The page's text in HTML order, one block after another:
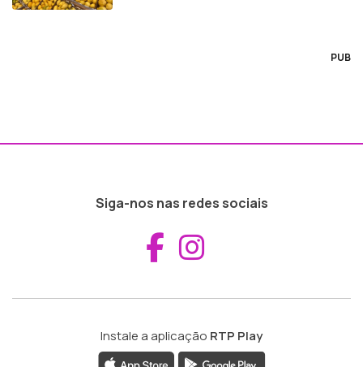
PUB
Siga-nos nas redes sociais
Aceder ao
Instale a aplicação RTP Play